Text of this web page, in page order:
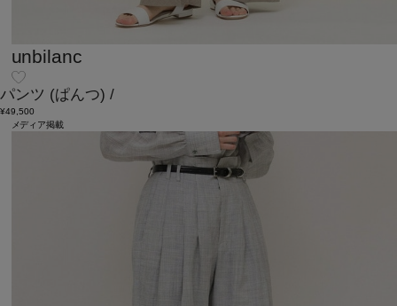
unbilanc
パンツ (ぱんつ) /
¥49,500
メディア掲載